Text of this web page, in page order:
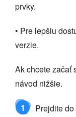
prvky.
• Pre lepšiu
verzie.
Ak chcete začať
návod nižšie.
1
Prejdite